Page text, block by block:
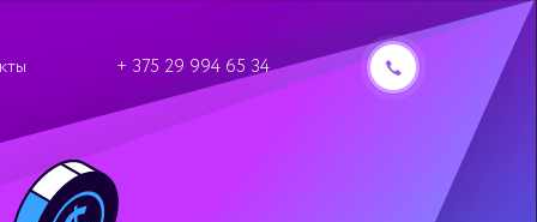
+ 375 29 994 65 34